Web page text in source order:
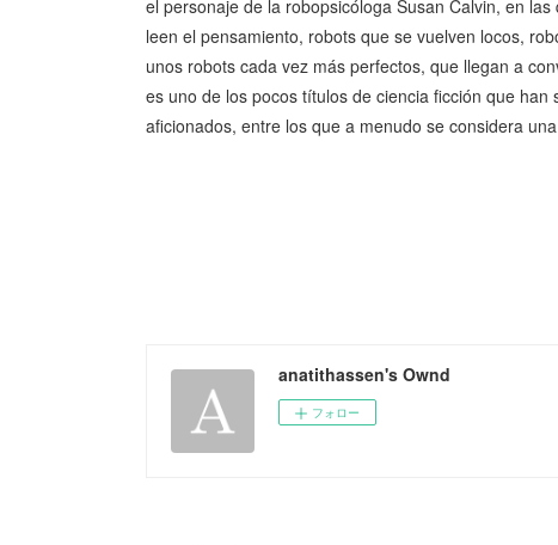
el personaje de la robopsicóloga Susan Calvin, en
leen el pensamiento, robots que se vuelven locos,
unos robots cada vez más perfectos, que llegan a
es uno de los pocos títulos de ciencia ficción que
aficionados, entre los que a menudo se considera
anatithassen's Ownd
フォロー